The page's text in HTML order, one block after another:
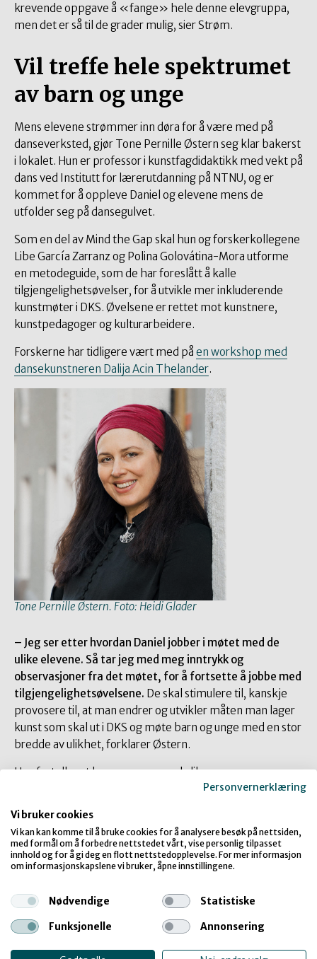
krevende oppgave å «fange» hele denne elevgruppa,
men det er så til de grader mulig, sier Strøm.
Vil treffe hele spektrumet
av barn og unge
Mens elevene strømmer inn døra for å være med på
danseverksted, gjør Tone Pernille Østern seg klar bakerst
i lokalet. Hun er professor i kunstfagdidaktikk med vekt på
dans ved Institutt for lærerutdanning på NTNU, og er
kommet for å oppleve Daniel og elevene mens de
utfolder seg på dansegulvet.
Som en del av Mind the Gap skal hun og forskerkollegene
Libe García Zarranz og Polina Golovátina-Mora utforme
en metodeguide, som de har foreslått å kalle
tilgjengelighetsøvelser, for å utvikle mer inkluderende
kunstmøter i DKS. Øvelsene er rettet mot kunstnere,
kunstpedagoger og kulturarbeidere.
Forskerne har tidligere vært med på en workshop med
dansekunstneren Dalija Acin Thelander.
Tone Pernille Østern. Foto: Heidi Glader
– Jeg ser etter hvordan Daniel jobber i møtet med de
ulike elevene. Så tar jeg med meg inntrykk og
observasjoner fra det møtet, for å fortsette å jobbe med
tilgjengelighetsøvelsene. De skal stimulere til, kanskje
provosere til, at man endrer og utvikler måten man lager
kunst som skal ut i DKS og møte barn og unge med en stor
bredde av ulikhet, forklarer Østern.
Hun forteller at barn og unge med ulike
funksjonsnedsettelser finnes i alle skoler overalt. Ideelt
skolen treffe, kommunisere og være interessant for hele
spektrumet av barn og unge.
tilgjengelighetsverktøy
Personvernerklæring
Vi bruker cookies
Vi kan kan komme til å bruke cookies for å analysere besøk på nettsiden,
med formål om å forbedre nettstedet vårt, vise personlig tilpasset
innhold og for å gi deg en flott nettstedopplevelse. For mer informasjon
om informasjonskapslene vi bruker, åpne innstillingene.
Nødvendige
Statistiske
Funksjonelle
Annonsering